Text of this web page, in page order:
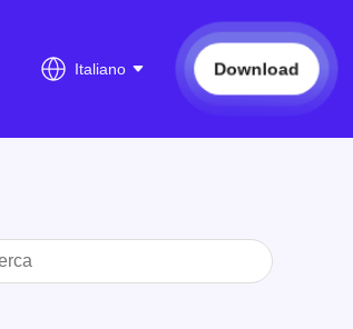
Italiano Download